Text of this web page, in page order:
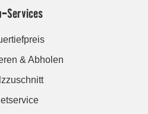
Services
& Abholen